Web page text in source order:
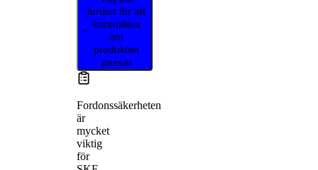
fordon för att
kontrollera
om
produkten
passar
Fordonssäkerheten
är
mycket
viktig
för